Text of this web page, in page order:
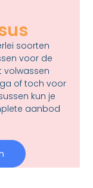
soorten
voor de
volwassen
of toch voor
kun je
aanbod